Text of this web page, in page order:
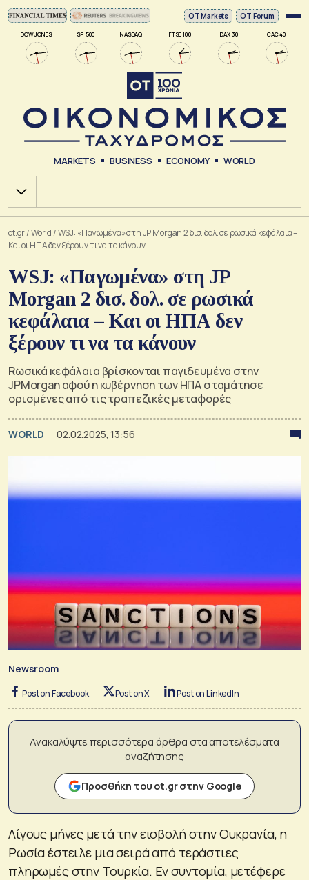
DOW JONES SP 500 NASDAQ FTSE 100 DAX 30 CAC 40
ΟΤ Markets OT Forum
MARKETS BUSINESS ECONOMY WORLD
Χ.Α.
ot.gr/World /WSJ: «Παγωμένα» στη JP Morgan 2 δισ. δολ. σε ρωσικά κεφάλαια –
Και οι ΗΠΑ δεν ξέρουν τι να τα κάνουν
WSJ: «Παγωμένα» στη JP
Morgan 2 δισ. δολ. σε ρωσικά
κεφάλαια – Και οι ΗΠΑ δεν
ξέρουν τι να τα κάνουν
Rωσικά κεφάλαια βρίσκονται παγιδευμένα στην
JPMorgan αφού η κυβέρνηση των ΗΠΑ σταμάτησε
ορισμένες από τις τραπεζικές μεταφορές
WORLD 02.02.2025, 13:56
Newsroom
Post on Facebook Post on X Post on LinkedIn
Ανακαλύψτε περισσότερα άρθρα στα αποτελέσματα
αναζήτησης
Προσθήκη του ot.gr στην Google
Λίγους μήνες μετά την εισβολή στην Ουκρανία, η
Ρωσία έστειλε μια σειρά από τεράστιες
πληρωμές στην Τουρκία. Εν συντομία, μετέφερε